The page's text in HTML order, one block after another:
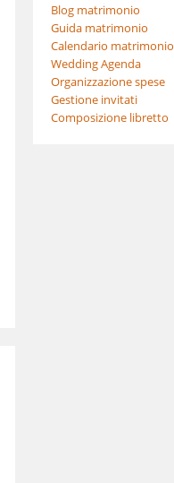
Blog matrimonio
Guida matrimonio
Calendario matrimonio
Wedding Agenda
Organizzazione spese
Gestione invitati
Composizione libretto